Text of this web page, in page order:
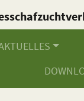
Württemberg